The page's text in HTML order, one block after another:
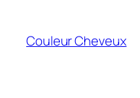
contenu
Couleur Cheveux